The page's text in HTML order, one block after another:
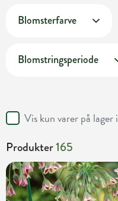
Blomsterfarve
Blomstringsperiode
Vis kun varer på lager i
Produkter165